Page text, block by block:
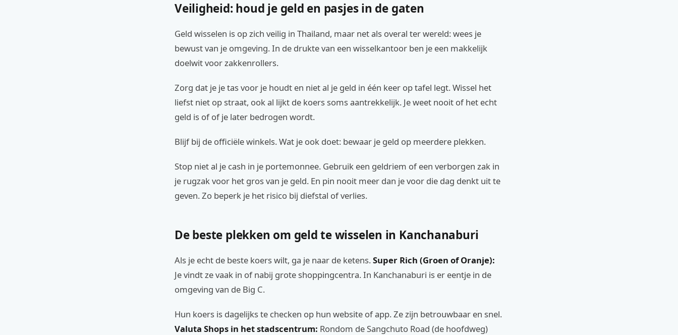
Veiligheid: houd je geld en pasjes in de gaten
Geld wisselen is op zich veilig in Thailand, maar net als overal ter wereld: wees je
bewust van je omgeving. In de drukte van een wisselkantoor ben je een makkelijk
doelwit voor zakkenrollers.
Zorg dat je je tas voor je houdt en niet al je geld in één keer op tafel legt. Wissel het
liefst niet op straat, ook al lijkt de koers soms aantrekkelijk. Je weet nooit of het echt
geld is of of je later bedrogen wordt.
Blijf bij de officiële winkels. Wat je ook doet: bewaar je geld op meerdere plekken.
Stop niet al je cash in je portemonnee. Gebruik een geldriem of een verborgen zak in
je rugzak voor het gros van je geld. En pin nooit meer dan je voor die dag denkt uit te
geven. Zo beperk je het risico bij diefstal of verlies.
De beste plekken om geld te wisselen in Kanchanaburi
Als je echt de beste koers wilt, ga je naar de ketens.Super Rich (Groen of Oranje):
Je vindt ze vaak in of nabij grote shoppingcentra. In Kanchanaburi is er eentje in de
omgeving van de Big C.
Hun koers is dagelijks te checken op hun website of app. Ze zijn betrouwbaar en snel.
Valuta Shops in het stadscentrum: Rondom de Sangchuto Road (de hoofdweg)